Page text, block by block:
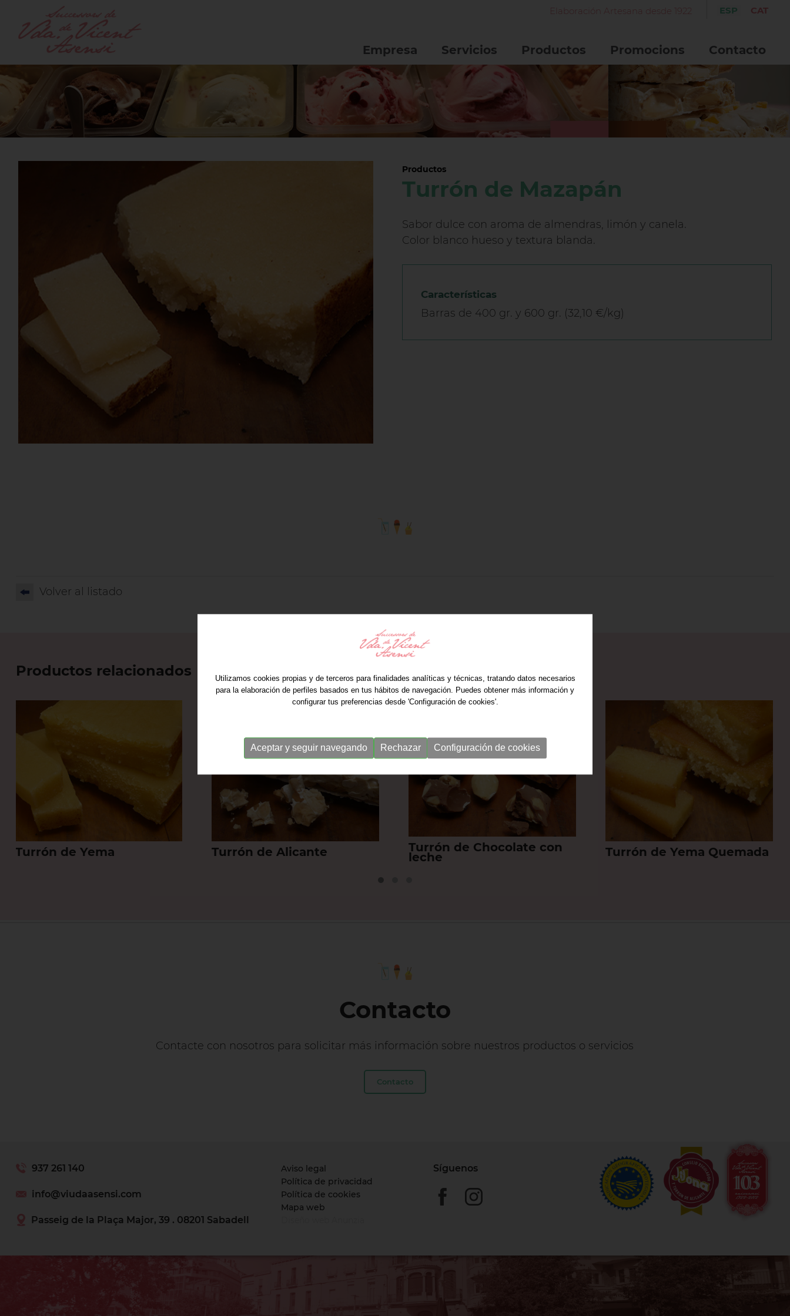
ESP CAT
Elaboración Artesana desde 1922
Empresa Servicios Productos Promocions Contacto
Productos
Turrón de Mazapán
Sabor dulce con aroma de almendras, limón y canela.
Color blanco hueso y textura blanda.
Características
Barras de 400 gr. y 600 gr. (32,10 €/kg)
Volver al listado
Productos relacionados
Turrón de Yema Turrón de Alicante Turrón de Chocolate con
leche Turrón de Yema Quemada
Contacto
Contacte con nosotros para solicitar más información sobre nuestros productos o servicios
Contacto
937 261 140
info@viudaasensi.com
Passeig de la Plaça Major, 39 . 08201 Sabadell
Aviso legal
Política de privacidad
Política de cookies
Mapa web
Síguenos
Utilizamos cookies propias y de terceros para finalidades analíticas y técnicas, tratando datos necesarios
para la elaboración de perfiles basados en tus hábitos de navegación. Puedes obtener más información y
configurar tus preferencias desde 'Configuración de cookies'.
Aceptar y seguir navegando Rechazar Configuración de cookies